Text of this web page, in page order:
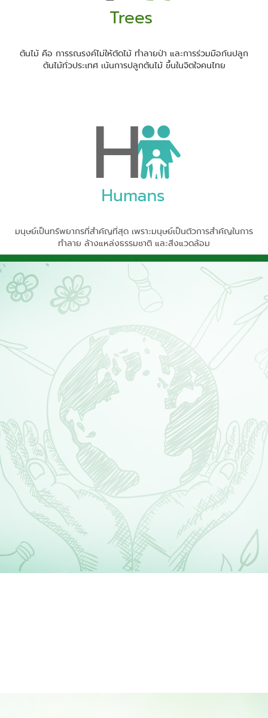
ต้นไม้ คือ การรณรงค์ไม่ให้ตัดไม้ ทำลายป่า และการร่วมมือกันปลูก
ต้นไม้ทั่วประเทศ เน้นการปลูกต้นไม้ ขึ้นในจิตใจคนไทย
มนุษย์เป็นทรัพยากรที่สำคัญที่สุด เพราะมนุษย์เป็นตัวการสำคัญในการ
ทำลาย ล้างแหล่งธรรมชาติ และสิ่งแวดล้อม
ตลอดเวลา 12 ปีที่ผ่านมา THINK EARTH
ได้ทำกิจกรรมและโครงการต่าง ๆ กว่า 800 กิจกรรม เช่น
โครงการสร้างโลกสีเขียวให้เด็กไทย โครงการ Think
Earth : Save Our Seas
โครงการ Think Earth : Think Sky (ตรึกดินตรองฟ้า
ตรึกฟ้าตรองดิน) เป็นต้น เพื่อเป็นการฉลองวาระครบ
รอบ 12 ปีและเพื่อเป็นแหล่งรวบรวม
ความเป็นมาในอดีต บอกแนวทางของโครงการในอนาคต
THINK EARTH EXHIBITION HALL จึงได้ถูกจัดสร้าง
ขึ้น
เป็นสถานที่สร้างความรู้ให้แก่เด็ก นักเรียน นักศึกษา และ
บุคคลที่สนใจงานด้านการอนุรักษ์สิ่งแวดล้อมและ
ทรัพยากรธรรมชาติ